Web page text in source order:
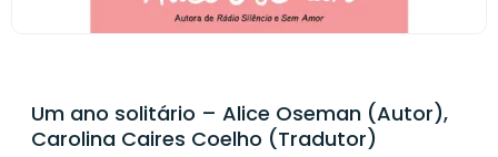
Um ano solitário – Alice Oseman (Autor),
Carolina Caires Coelho (Tradutor)